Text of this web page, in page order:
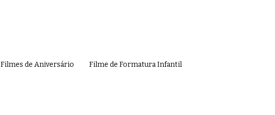
Filmes de Aniversário Filme de Formatura Infantil